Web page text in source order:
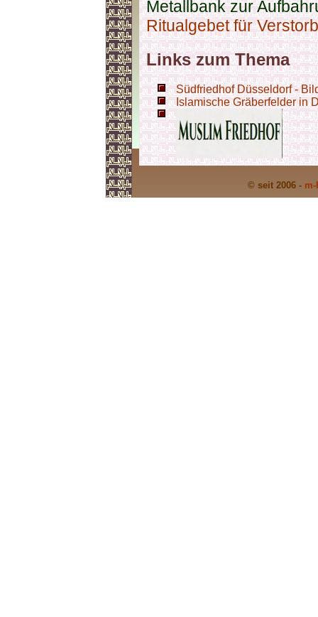
Metallbank zur
Ritualgebet für
Links zum Thema
Südfriedhof Düsseldorf -
Islamische Gräberfelder in
© seit 2006 -